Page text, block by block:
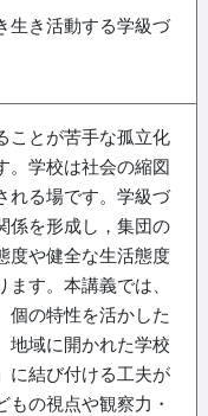
生き活動する学級づ
ことが苦手な孤立化
。学校は社会の縮図
れる場です。学級づ
係を形成し，集団の
度や健全な生活態度
す。本講義では、
個の特性を活かした
地域に開かれた学校
に結び付ける工夫が
の視点や観察力・